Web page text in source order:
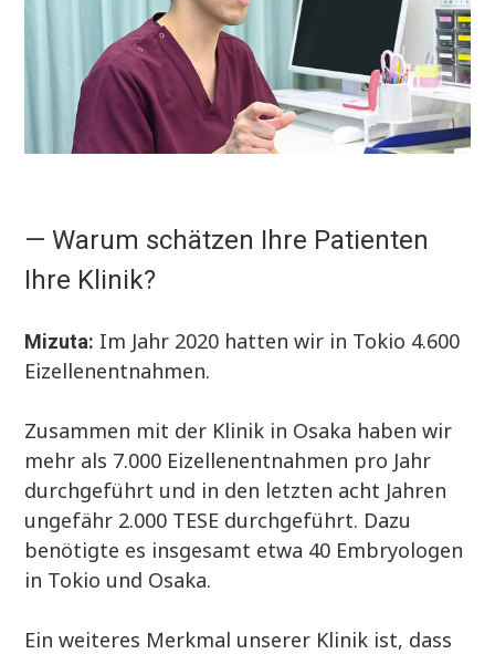
— Warum schätzen Ihre Patienten
Ihre Klinik?
Mizuta: Im Jahr 2020 hatten wir in Tokio 4.600
Eizellenentnahmen.
Zusammen mit der Klinik in Osaka haben wir
mehr als 7.000 Eizellenentnahmen pro Jahr
durchgeführt und in den letzten acht Jahren
ungefähr 2.000 TESE durchgeführt. Dazu
benötigte es insgesamt etwa 40 Embryologen
in Tokio und Osaka.
Ein weiteres Merkmal unserer Klinik ist, dass